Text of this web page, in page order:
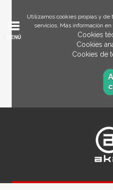
Utilizamos cookies propias y de
servicios. Más información
Cookies
Cookies
Cookies de
MENÚ